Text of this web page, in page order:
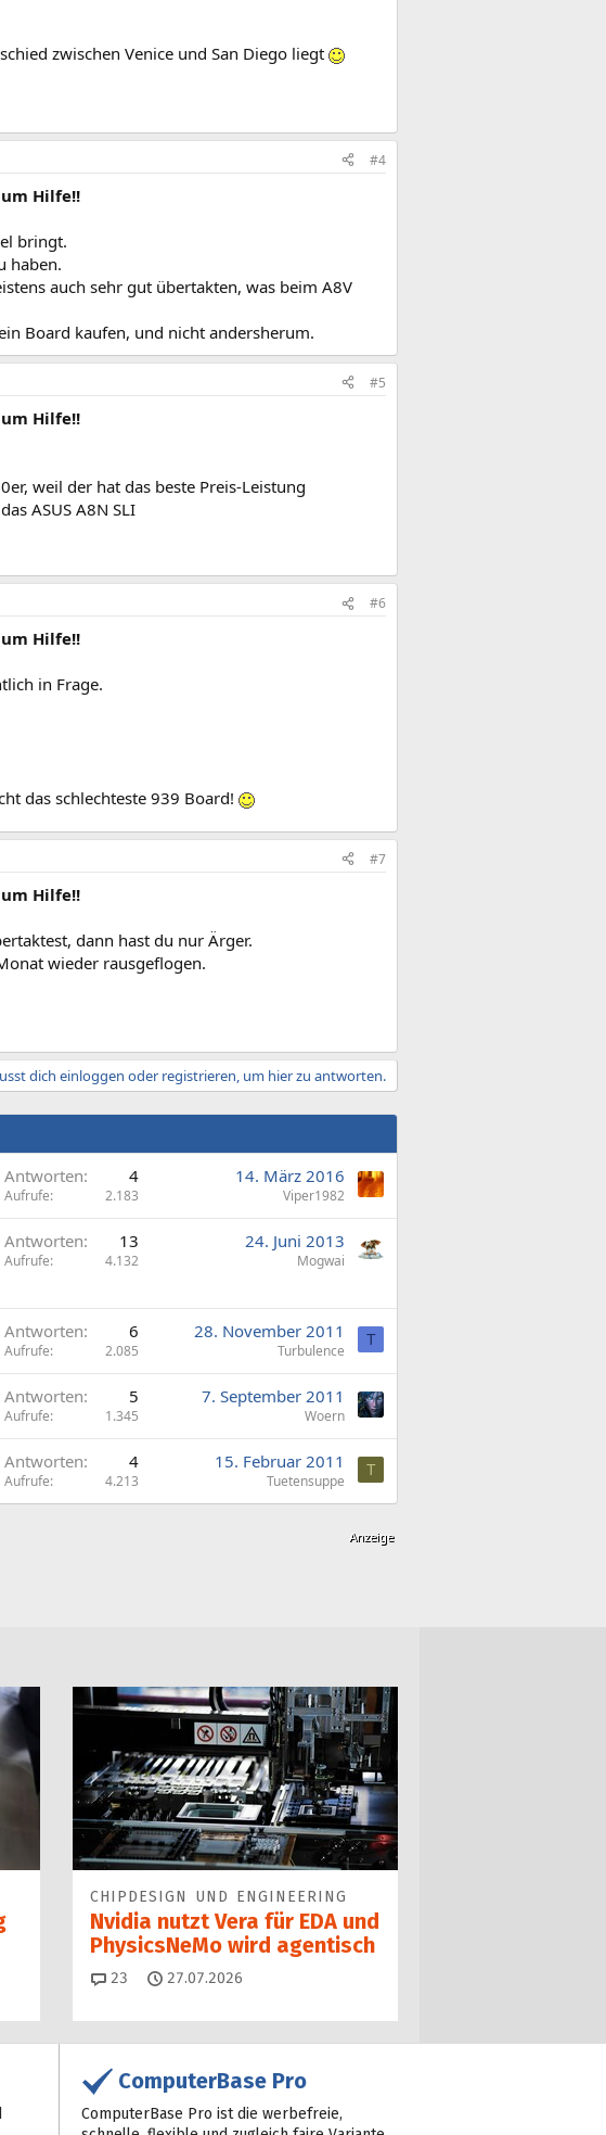
zwischen Venice und San Diego liegt
#4
um Hilfe!!
bringt.
haben.
auch sehr gut übertakten, was beim A8V
Board kaufen, und nicht andersherum.
#5
um Hilfe!!
weil der hat das beste Preis-Leistung
ASUS A8N SLI
#6
um Hilfe!!
in Frage.
das schlechteste 939 Board!
#7
um Hilfe!!
dann hast du nur Ärger.
wieder rausgeflogen.
dich einloggen oder registrieren, um hier zu antworten.
Antworten 4
Aufrufe 2.183
14. März 2016
Viper1982
Antworten 13
Aufrufe 4.132
24. Juni 2013
Mogwai
Antworten 6
Aufrufe 2.085
28. November 2011
Turbulence
T
Antworten 5
Aufrufe 1.345
7. September 2011
Woern
Antworten 4
Aufrufe 4.213
15. Februar 2011
Tuetensuppe
T
CHIPDESIGN UND ENGINEERING
Nvidia nutzt Vera für EDA und
PhysicsNeMo wird agentisch
23 Kommentare
27.07.2026
ComputerBase Pro
ComputerBase Pro ist die werbefreie,